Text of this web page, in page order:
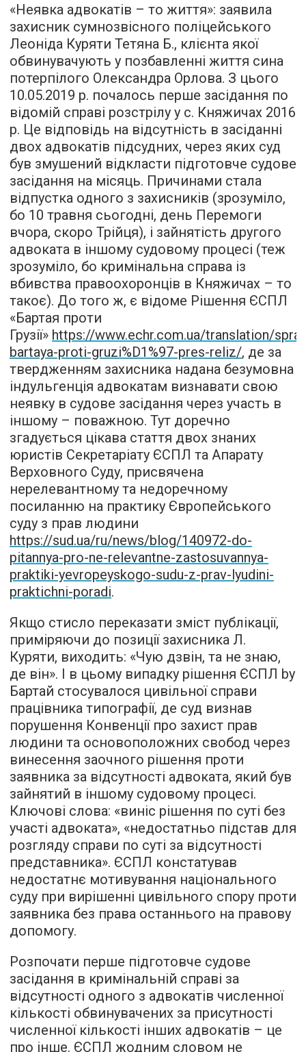
«Неявка адвокатів – то життя»: заявила
захисник сумнозвісного поліцейського
Леоніда Куряти Тетяна Б., клієнта якої
обвинувачують у позбавленні життя сина
потерпілого Олександра Орлова. З цього
10.05.2019 р. почалось перше засідання по
відомій справі розстрілу у с. Княжичах 2016
р. Це відповідь на відсутність в засіданні
двох адвокатів підсудних, через яких суд
був змушений відкласти підготовче судове
засідання на місяць. Причинами стала
відпустка одного з захисників (зрозуміло,
бо 10 травня сьогодні, день Перемоги
вчора, скоро Трійця), і зайнятість другого
адвоката в іншому судовому процесі (теж
зрозуміло, бо кримінальна справа із
вбивства правоохоронців в Княжичах – то
такоє). До того ж, є відоме Рішення ЄСПЛ
«Бартая проти
Грузії» https://www.echr.com.ua/translation/
bartaya-proti-gruzi%D1%97-pres-reliz/, де за
твердженням захисника надана безумовна
індульгенція адвокатам визнавати свою
неявку в судове засідання через участь в
іншому – поважною. Тут доречно
згадується цікава стаття двох знаних
юристів Секретаріату ЄСПЛ та Апарату
Верховного Суду, присвячена
нерелевантному та недоречному
посиланню на практику Європейського
суду з прав людини
https://sud.ua/ru/news/blog/140972-do-
pitannya-pro-ne-relevantne-zastosuvannya-
praktiki-yevropeyskogo-sudu-z-prav-lyudini-
praktichni-poradi.
Якщо стисло переказати зміст публікації,
приміряючи до позиції захисника Л.
Куряти, виходить: «Чую дзвін, та не знаю,
де він». І в цьому випадку рішення ЄСПЛ by
Бартай стосувалося цивільної справи
працівника типографії, де суд визнав
порушення Конвенції про захист прав
людини та основоположних свобод через
винесення заочного рішення проти
заявника за відсутності адвоката, який був
зайнятий в іншому судовому процесі.
Ключові слова: «виніс рішення по суті без
участі адвоката», «недостатньо підстав для
розгляду справи по суті за відсутності
представника». ЄСПЛ констатував
недостатнє мотивування національного
суду при вирішенні цивільного спору проти
заявника без права останнього на правову
допомогу.
Розпочати перше підготовче судове
засідання в кримінальній справі за
відсутності одного з адвокатів численної
кількості обвинувачених за присутності
численної кількості інших адвокатів – це
про інше. ЄСПЛ жодним словом не